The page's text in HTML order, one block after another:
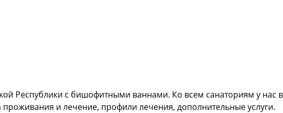
Республики с бишофитными ваннами. Ко всем санаториям у нас
и лечение, профили лечения, дополнительные услуги.